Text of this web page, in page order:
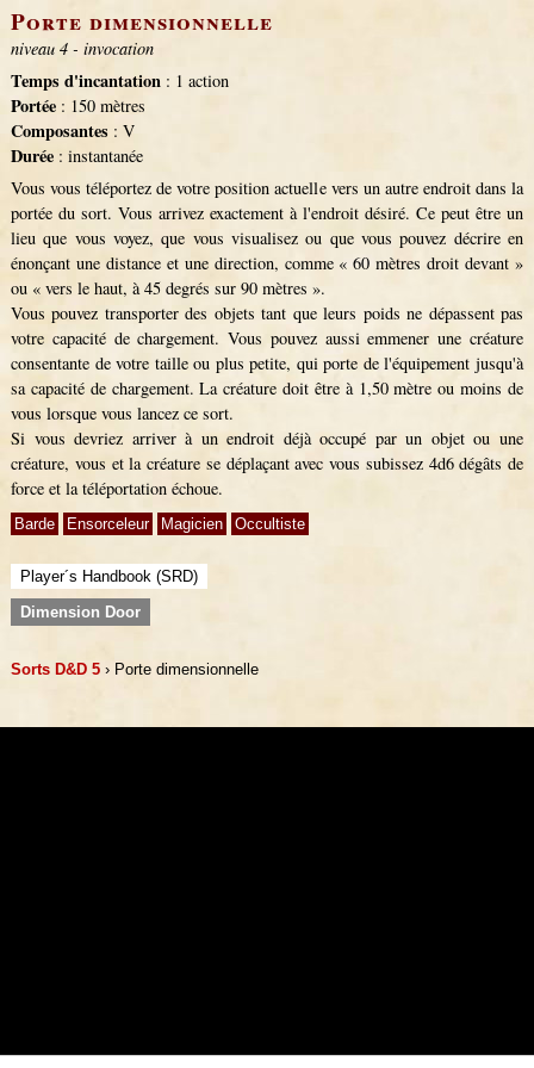
Porte dimensionnelle
niveau 4 - invocation
Temps d'incantation : 1 action
Portée : 150 mètres
Composantes : V
Durée : instantanée
Vous vous téléportez de votre position actuelle vers un autre endroit dans la
portée du sort. Vous arrivez exactement à l'endroit désiré. Ce peut être un
lieu que vous voyez, que vous visualisez ou que vous pouvez décrire en
énonçant une distance et une direction, comme « 60 mètres droit devant »
ou « vers le haut, à 45 degrés sur 90 mètres ».
Vous pouvez transporter des objets tant que leurs poids ne dépassent pas
votre capacité de chargement. Vous pouvez aussi emmener une créature
consentante de votre taille ou plus petite, qui porte de l'équipement jusqu'à
sa capacité de chargement. La créature doit être à 1,50 mètre ou moins de
vous lorsque vous lancez ce sort.
Si vous devriez arriver à un endroit déjà occupé par un objet ou une
créature, vous et la créature se déplaçant avec vous subissez 4d6 dégâts de
force et la téléportation échoue.
Barde Ensorceleur Magicien Occultiste
Player´s Handbook (SRD)
Dimension Door
Sorts D&D 5 › Porte dimensionnelle